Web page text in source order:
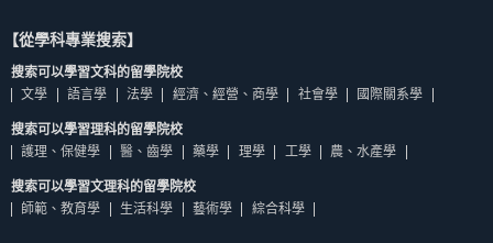
【從學科專業搜索】
搜索可以學習文科的留學院校
文學
語言學 法學 經濟、經營、商學 社會學 國際關系學
搜索可以學習理科的留學院校
護理、保健學
醫、齒學 藥學 理學 工學 農、水產學
搜索可以學習文理科的留學院校
師範、教育學
生活科學 藝術學 綜合科學